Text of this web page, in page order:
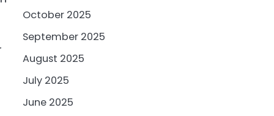
October 2025
September 2025
August 2025
July 2025
June 2025